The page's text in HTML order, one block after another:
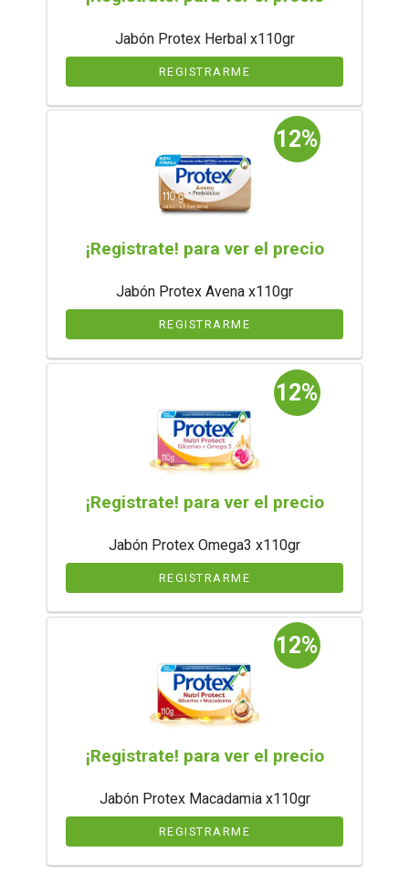
Jabón Protex Herbal x110gr
REGISTRARME
12%
¡Registrate! para ver el precio
Jabón Protex Avena x110gr
REGISTRARME
12%
¡Registrate! para ver el precio
Jabón Protex Omega3 x110gr
REGISTRARME
12%
¡Registrate! para ver el precio
Jabón Protex Macadamia x110gr
REGISTRARME